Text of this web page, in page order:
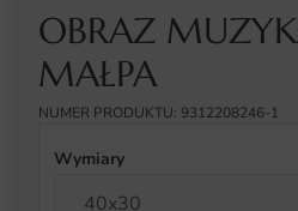
OBRAZ
MAŁPA
NUMER PRODUKTU: 9312208246-1
Wymiary